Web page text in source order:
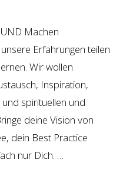
Machen
Erfahrungen teilen
Wir wollen
Inspiration,
spirituellen und
deine Vision von
dein Best Practice
nur Dich. …